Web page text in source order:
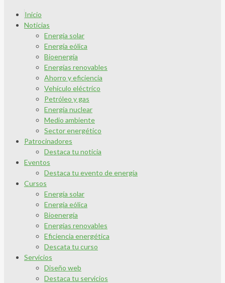
Inicio
Noticias
Energía solar
Energía eólica
Bioenergía
Energías renovables
Ahorro y eficiencia
Vehículo eléctrico
Petróleo y gas
Energía nuclear
Medio ambiente
Sector energético
Patrocinadores
Destaca tu noticia
Eventos
Destaca tu evento de energía
Cursos
Energía solar
Energía eólica
Bioenergía
Energías renovables
Eficiencia energética
Descata tu curso
Servicios
Diseño web
Destaca tu servicios